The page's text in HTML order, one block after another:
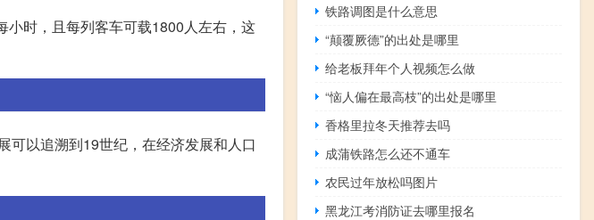
时，且每列客车可载1800人左右，这
可以追溯到19世纪，在经济发展和人口
铁路调图是什么意思
“颠覆厥德”的出处是哪里
给老板拜年个人视频怎么做
“恼人偏在最高枝”的出处是哪里
香格里拉冬天推荐去吗
成蒲铁路怎么还不通车
农民过年放松吗图片
黑龙江考消防证去哪里报名